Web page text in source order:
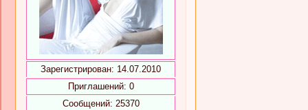
Зарегистрирован: 14.07.2010
Приглашений: 0
Сообщений: 25370